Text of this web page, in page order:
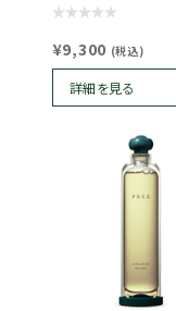
¥9,300 (税込)
詳細を見る